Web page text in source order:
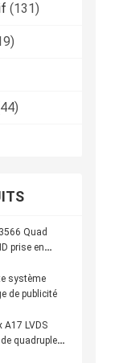
(131)
Quad
prise en
système
de publicité
A17 LVDS
quadruple